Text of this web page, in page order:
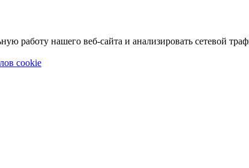
работу нашего веб-сайта и анализировать сетевой
cookie